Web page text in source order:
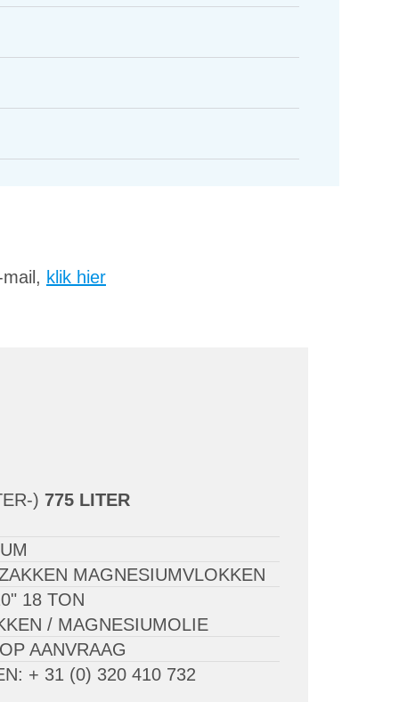
klik hier
) 775 LITER
MAGNESIUMVLOKKEN
18 TON
/ MAGNESIUMOLIE
AANVRAAG
+ 31 (0) 320 410 732